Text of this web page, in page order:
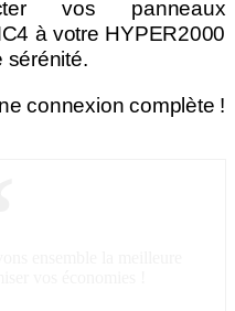
vos panneaux
à votre HYPER2000
sérénité.
connexion complète !